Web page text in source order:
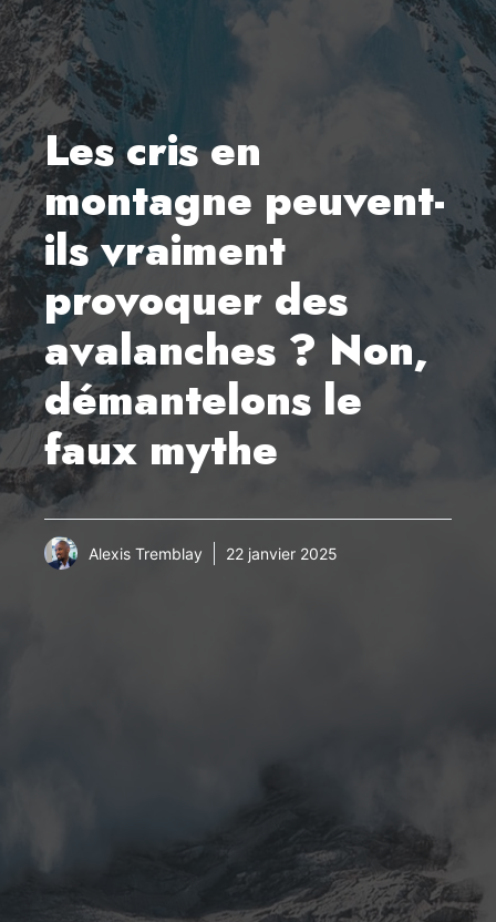
Les cris en
montagne peuvent-
ils vraiment
provoquer des
avalanches ? Non,
démantelons le
faux mythe
Alexis Tremblay 22 janvier 2025